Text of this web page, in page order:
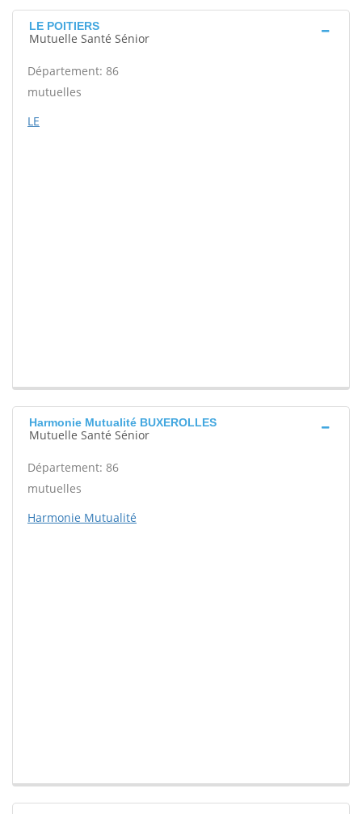
LE POITIERS
Mutuelle Santé Sénior
Département: 86
mutuelles
LE
Harmonie Mutualité BUXEROLLES
Mutuelle Santé Sénior
Département: 86
mutuelles
Harmonie Mutualité